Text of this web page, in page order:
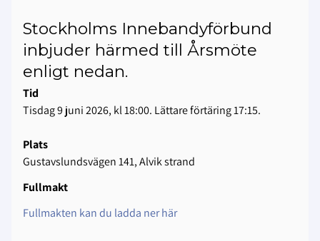
Stockholms Innebandyförbund
inbjuder härmed till Årsmöte
enligt nedan.
Tid
Tisdag 9 juni 2026, kl 18:00. Lättare förtäring 17:15.
Plats
Gustavslundsvägen 141, Alvik strand
Fullmakt
Fullmakten kan du ladda ner här